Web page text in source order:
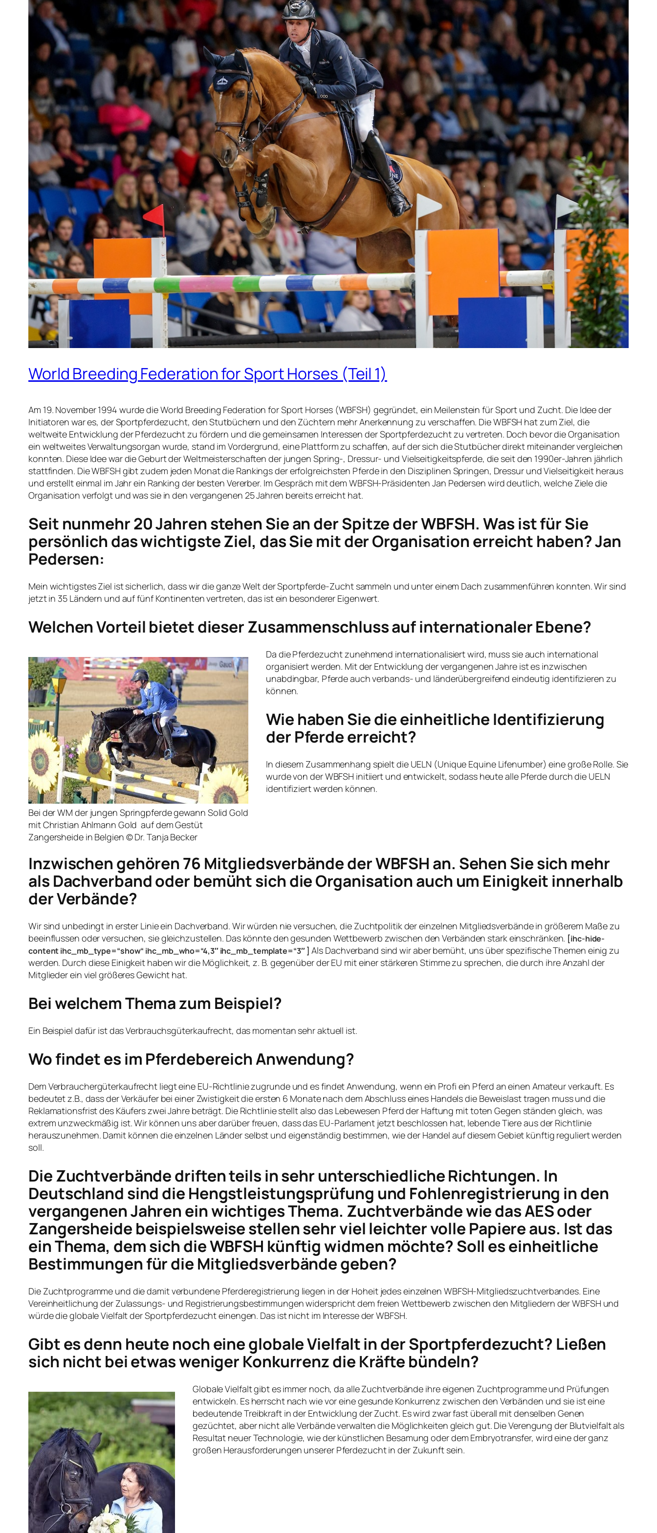
World Breeding Federation for Sport Horses (Teil 1)
Am 19. November 1994 wurde die World Breeding Federation for Sport Horses (WBFSH) gegründet, ein Meilenstein für Sport und Zucht. Die Idee der
Initiatoren war es, der Sportpferdezucht, den Stutbüchern und den Züchtern mehr Anerkennung zu verschaffen. Die WBFSH hat zum Ziel, die
weltweite Entwicklung der Pferdezucht zu fördern und die gemeinsamen Interessen der Sportpferdezucht zu vertreten. Doch bevor die Organisation
ein weltweites Verwaltungsorgan wurde, stand im Vordergrund, eine Plattform zu schaffen, auf der sich die Stutbücher direkt miteinander vergleichen
konnten. Diese Idee war die Geburt der Weltmeisterschaften der jungen Spring-, Dressur- und Vielseitigkeitspferde, die seit den 1990er-Jahren jährlich
stattfinden. Die WBFSH gibt zudem jeden Monat die Rankings der erfolgreichsten Pferde in den Disziplinen Springen, Dressur und Vielseitigkeit heraus
und erstellt einmal im Jahr ein Ranking der besten Vererber. Im Gespräch mit dem WBFSH-Präsidenten Jan Pedersen wird deutlich, welche Ziele die
Organisation verfolgt und was sie in den vergangenen 25 Jahren bereits erreicht hat.
Seit nunmehr 20 Jahren stehen Sie an der Spitze der WBFSH. Was ist für Sie
persönlich das wichtigste Ziel, das Sie mit der Organisation erreicht haben? Jan
Pedersen:
Mein wichtigstes Ziel ist sicherlich, dass wir die ganze Welt der Sportpferde-Zucht sammeln und unter einem Dach zusammenführen konnten. Wir sind
jetzt in 35 Ländern und auf fünf Kontinenten vertreten, das ist ein besonderer Eigenwert.
Welchen Vorteil bietet dieser Zusammenschluss auf internationaler Ebene?
Bei der WM der jungen Springpferde gewann Solid Gold
mit Christian Ahlmann Gold auf dem Gestüt
Zangersheide in Belgien © Dr. Tanja Becker
Da die Pferdezucht zunehmend internationalisiert wird, muss sie auch international
organisiert werden. Mit der Entwicklung der vergangenen Jahre ist es inzwischen
unabdingbar, Pferde auch verbands- und länderübergreifend eindeutig identifizieren zu
können.
Wie haben Sie die einheitliche Identifizierung
der Pferde erreicht?
In diesem Zusammenhang spielt die UELN (Unique Equine Lifenumber) eine große Rolle. Sie
wurde von der WBFSH initiiert und entwickelt, sodass heute alle Pferde durch die UELN
identifiziert werden können.
Inzwischen gehören 76 Mitgliedsverbände der WBFSH an. Sehen Sie sich mehr
als Dachverband oder bemüht sich die Organisation auch um Einigkeit innerhalb
der Verbände?
Wir sind unbedingt in erster Linie ein Dachverband. Wir würden nie versuchen, die Zuchtpolitik der einzelnen Mitgliedsverbände in größerem Maße zu
beeinflussen oder versuchen, sie gleichzustellen. Das könnte den gesunden Wettbewerb zwischen den Verbänden stark einschränken. [ihc-hide-
content ihc_mb_type=“show“ ihc_mb_who=“4,3″ ihc_mb_template=“3″ ] Als Dachverband sind wir aber bemüht, uns über spezifische Themen einig zu
werden. Durch diese Einigkeit haben wir die Möglichkeit, z. B. gegenüber der EU mit einer stärkeren Stimme zu sprechen, die durch ihre Anzahl der
Mitglieder ein viel größeres Gewicht hat.
Bei welchem Thema zum Beispiel?
Ein Beispiel dafür ist das Verbrauchsgüterkaufrecht, das momentan sehr aktuell ist.
Wo findet es im Pferdebereich Anwendung?
Dem Verbrauchergüterkaufrecht liegt eine EU-Richtlinie zugrunde und es findet Anwendung, wenn ein Profi ein Pferd an einen Amateur verkauft. Es
bedeutet z.B., dass der Verkäufer bei einer Zwistigkeit die ersten 6 Monate nach dem Abschluss eines Handels die Beweislast tragen muss und die
Reklamationsfrist des Käufers zwei Jahre beträgt. Die Richtlinie stellt also das Lebewesen Pferd der Haftung mit toten Gegen ständen gleich, was
extrem unzweckmäßig ist. Wir können uns aber darüber freuen, dass das EU-Parlament jetzt beschlossen hat, lebende Tiere aus der Richtlinie
herauszunehmen. Damit können die einzelnen Länder selbst und eigenständig bestimmen, wie der Handel auf diesem Gebiet künftig reguliert werden
soll.
Die Zuchtverbände driften teils in sehr unterschiedliche Richtungen. In
Deutschland sind die Hengstleistungsprüfung und Fohlenregistrierung in den
vergangenen Jahren ein wichtiges Thema. Zuchtverbände wie das AES oder
Zangersheide beispielsweise stellen sehr viel leichter volle Papiere aus. Ist das
ein Thema, dem sich die WBFSH künftig widmen möchte? Soll es einheitliche
Bestimmungen für die Mitgliedsverbände geben?
Die Zuchtprogramme und die damit verbundene Pferderegistrierung liegen in der Hoheit jedes einzelnen WBFSH-Mitgliedszuchtverbandes. Eine
Vereinheitlichung der Zulassungs- und Registrierungsbestimmungen widerspricht dem freien Wettbewerb zwischen den Mitgliedern der WBFSH und
würde die globale Vielfalt der Sportpferdezucht einengen. Das ist nicht im Interesse der WBFSH.
Gibt es denn heute noch eine globale Vielfalt in der Sportpferdezucht? Ließen
sich nicht bei etwas weniger Konkurrenz die Kräfte bündeln?
Globale Vielfalt gibt es immer noch, da alle Zuchtverbände ihre eigenen Zuchtprogramme und Prüfungen
entwickeln. Es herrscht nach wie vor eine gesunde Konkurrenz zwischen den Verbänden und sie ist eine
bedeutende Treibkraft in der Entwicklung der Zucht. Es wird zwar fast überall mit denselben Genen
gezüchtet, aber nicht alle Verbände verwalten die Möglichkeiten gleich gut. Die Verengung der Blutvielfalt als
Resultat neuer Technologie, wie der künstlichen Besamung oder dem Embryotransfer, wird eine der ganz
großen Herausforderungen unserer Pferdezucht in der Zukunft sein.